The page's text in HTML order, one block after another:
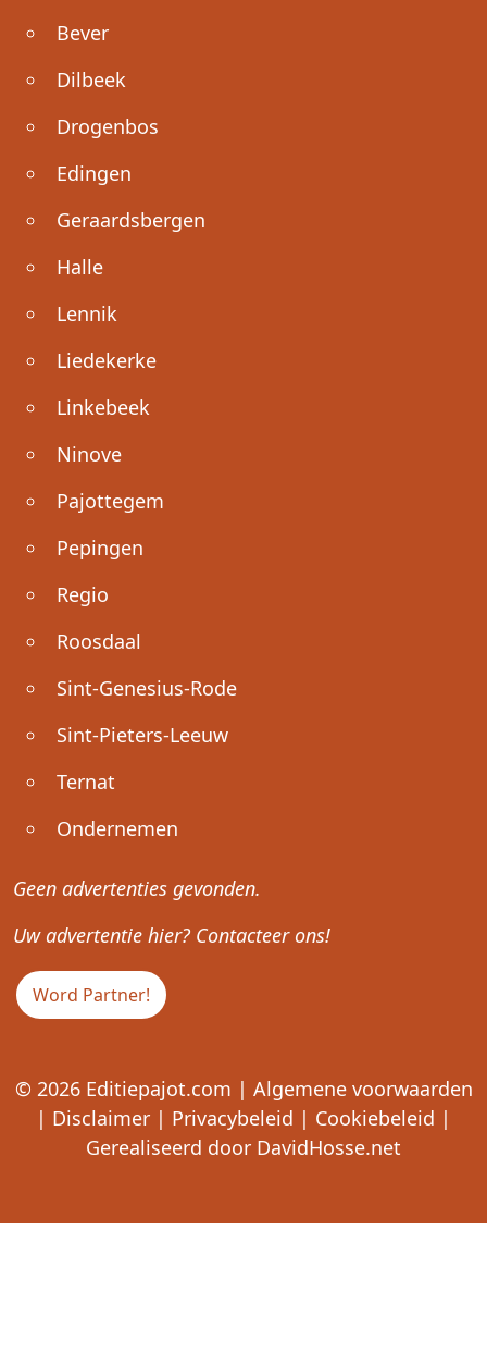
Bever
Dilbeek
Drogenbos
Edingen
Geraardsbergen
Halle
Lennik
Liedekerke
Linkebeek
Ninove
Pajottegem
Pepingen
Regio
Roosdaal
Sint-Genesius-Rode
Sint-Pieters-Leeuw
Ternat
Ondernemen
Geen advertenties gevonden.
Uw advertentie hier? Contacteer ons!
Word Partner!
© 2026 Editiepajot.com | Algemene voorwaarden
| Disclaimer | Privacybeleid | Cookiebeleid |
Gerealiseerd door DavidHosse.net